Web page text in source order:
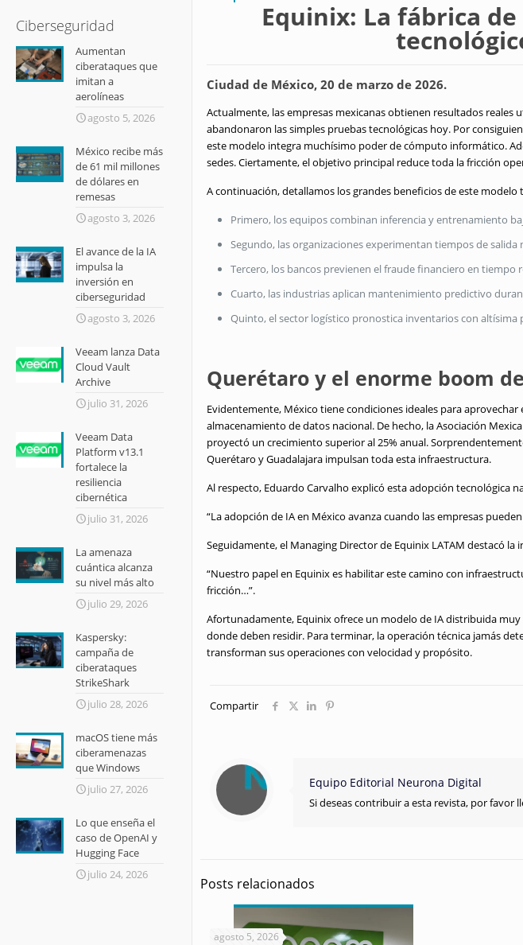
Equinix: La fábrica
Ciudad de México, 20 de marzo de 2026.
Actualmente, las empresas mexicanas obtienen resultados
abandonaron las simples pruebas tecnológicas hoy. Por
este modelo integra muchísimo poder de cómputo informático.
sedes. Ciertamente, el objetivo principal reduce toda la fricción
A continuación, detallamos los grandes beneficios de este modelo
Primero, los equipos combinan inferencia y entrenamiento
Segundo, las organizaciones experimentan tiempos de
Tercero, los bancos previenen el fraude financiero en tiempo
Cuarto, las industrias aplican mantenimiento predictivo
Quinto, el sector logístico pronostica inventarios con altísima
Querétaro y el enorme boom
Evidentemente, México tiene condiciones ideales para
almacenamiento de datos nacional. De hecho, la Asociación
proyectó un crecimiento superior al 25% anual.
Querétaro y Guadalajara impulsan toda esta infraestructura.
Al respecto, Eduardo Carvalho explicó esta adopción tecnológica
“La adopción de IA en México avanza cuando las empresas
Seguidamente, el Managing Director de Equinix LATAM destacó la
“Nuestro papel en Equinix es habilitar este camino con
fricción…”.
Afortunadamente, Equinix ofrece un modelo de IA distribuida
donde deben residir. Para terminar, la operación técnica jamás
transforman sus operaciones con velocidad y propósito.
Compartir
Equipo Editorial Neurona Digital
Si deseas contribuir a esta revista, por favor
Posts relacionados
agosto 5, 2026
Ciberseguridad
Aumentan
ciberataques que
imitan a
aerolíneas
agosto 5, 2026
México recibe más
de 61 mil millones
de dólares en
remesas
agosto 3, 2026
El avance de la IA
impulsa la
inversión en
ciberseguridad
agosto 3, 2026
Veeam lanza Data
Cloud Vault
Archive
julio 31, 2026
Veeam Data
Platform v13.1
fortalece la
resiliencia
cibernética
julio 31, 2026
La amenaza
cuántica alcanza
su nivel más alto
julio 29, 2026
Kaspersky:
campaña de
ciberataques
StrikeShark
julio 28, 2026
macOS tiene más
ciberamenazas
que Windows
julio 27, 2026
Lo que enseña el
caso de OpenAI y
Hugging Face
julio 24, 2026